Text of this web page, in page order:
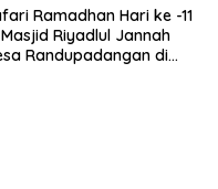
Ramadhan Hari ke -11
Riyadlul Jannah
Randupadangan di